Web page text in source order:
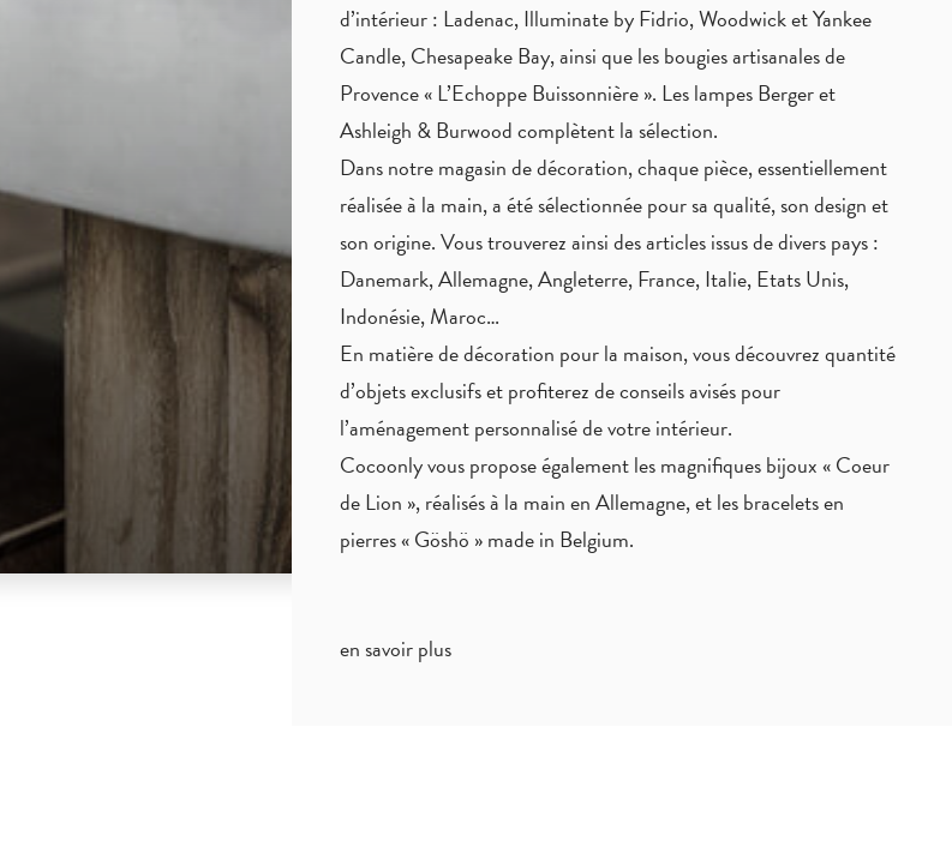
d’intérieur : Ladenac, Illuminate by Fidrio, Woodwick et Yankee
Candle, Chesapeake Bay, ainsi que les bougies artisanales de
Provence « L’Echoppe Buissonnière ». Les lampes Berger et
Ashleigh & Burwood complètent la sélection.
Dans notre magasin de décoration, chaque pièce,essentiellement
réalisée à la main, a été sélectionnée pour sa qualité, son design et
son origine. Vous trouverez ainsi des articles issus de divers pays :
Danemark, Allemagne, Angleterre, France, Italie, Etats Unis,
Indonésie, Maroc…
En matière de décoration pour la maison, vous découvrez quantité
d’objets exclusifset profiterez deconseils aviséspour
l’aménagement personnalisé de votre intérieur.
Cocoonly vous propose également les magnifiques bijoux « Coeur
de Lion », réalisés à la main en Allemagne, et les bracelets en
pierres « Göshö » made in Belgium.
en savoir plus